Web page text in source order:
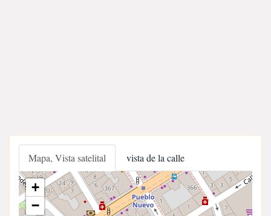
Mapa, Vista satelital vista de la calle
+
−